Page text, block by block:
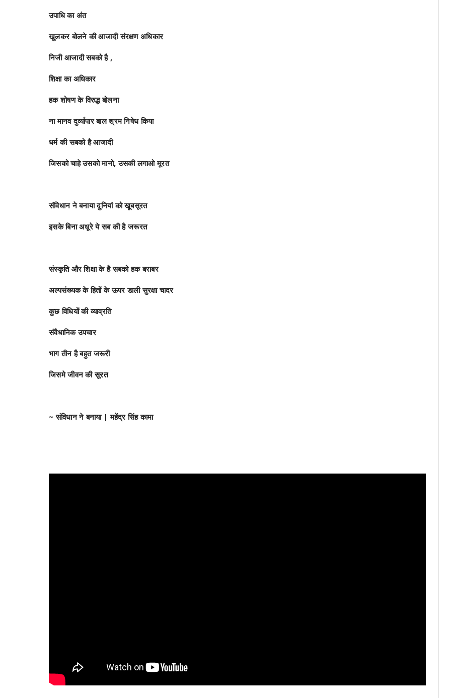
उपाधि का अंत
खुलकर बोलने की आजादी संरक्षण अधिकार
निजी आजादी सबको है ,
शिक्षा का अधिकार
हक शोषण के विरुद्ध बोलना
ना मानव दुर्व्यापार बाल श्रम निषेध किया
धर्म की सबको है आजादी
जिसको चाहे उसको मानो, उसकी लगाओ मूरत
संविधान ने बनाया दुनियां को खूबसूरत
इसके बिना अधूरे ये सब की है जरूरत
संस्कृति और शिक्षा के है सबको हक बराबर
अल्पसंख्यक के हितों के ऊपर डाली सुरक्षा चादर
कुछ विधियों की व्याव्रति
संवैधानिक उपचार
भाग तीन है बहुत जरूरी
जिसमे जीवन कीसूरत
~ संविधान ने बनाया | महेंद्र सिंह कामा